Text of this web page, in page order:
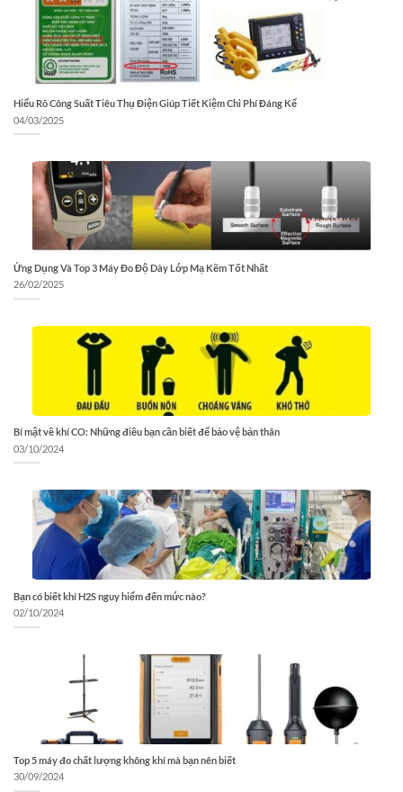
Hiểu Rõ Công Suất Tiêu Thụ Điện Giúp Tiết Kiệm Chi Phí Đáng Kể
04/03/2025
Ứng Dụng Và Top 3 Máy Đo Độ Dày Lớp Mạ Kẽm Tốt Nhất
26/02/2025
Bí mật về khí CO: Những điều bạn cần biết để bảo vệ bản thân
03/10/2024
Bạn có biết khí H2S nguy hiểm đến mức nào?
02/10/2024
Top 5 máy đo chất lượng không khí mà bạn nên biết
30/09/2024